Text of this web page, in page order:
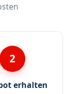
2
erhalten